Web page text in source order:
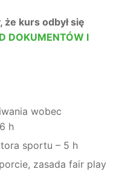
kurs odbył się
DOKUMENTÓW I
wobec
h
sportu – 5 h
zasada fair play